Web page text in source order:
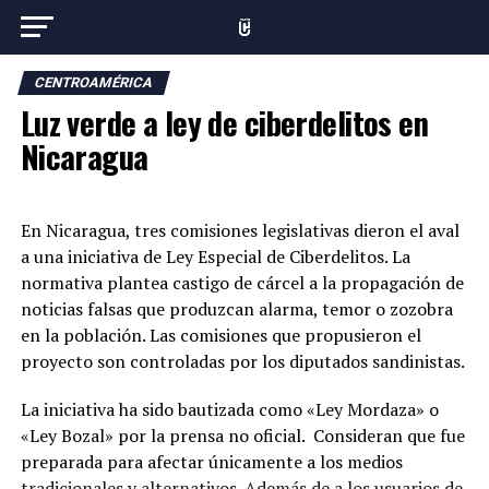
CENTROAMÉRICA
Luz verde a ley de ciberdelitos en
Nicaragua
En Nicaragua, tres comisiones legislativas dieron el aval
a una iniciativa de Ley Especial de Ciberdelitos. La
normativa plantea castigo de cárcel a la propagación de
noticias falsas que produzcan alarma, temor o zozobra
en la población. Las comisiones que propusieron el
proyecto son controladas por los diputados sandinistas.
La iniciativa ha sido bautizada como «Ley Mordaza» o
«Ley Bozal» por la prensa no oficial. Consideran que fue
preparada para afectar únicamente a los medios